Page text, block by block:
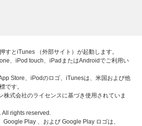
すとiTunes （外部サイト）が起動します。
、iPod touch、iPadまたはAndroidでご利用い
Store、iPodのロゴ、iTunesは、米国および他
です。
株式会社のライセンスに基づき使用されていま
All rights reserved.
Google Play 、および Google Play ロゴは、